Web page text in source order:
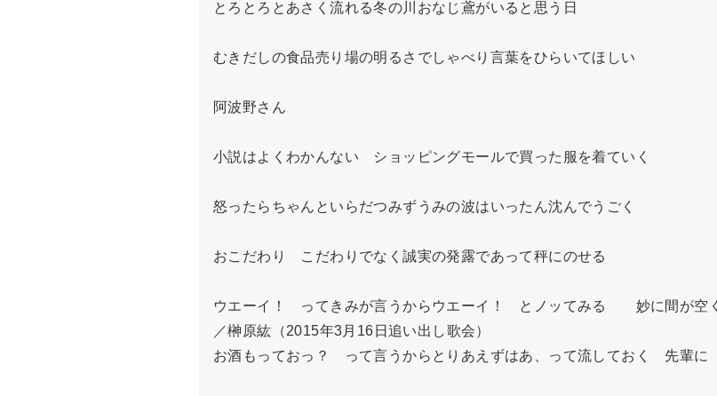
とろとろとあさく流れる冬の川おなじ鳶がいると思う日
むきだしの食品売り場の明るさでしゃべり言葉をひらいてほしい
阿波野さん
小説はよくわかんない　ショッピングモールで買った服を着ていく
怒ったらちゃんといらだつみずうみの波はいったん沈んでうごく
おこだわり　こだわりでなく誠実の発露であって秤にのせる
ウエーイ！　ってきみが言うからウエーイ！　とノッてみる　　妙に間が空く
／榊原紘（2015年3月16日追い出し歌会）
お酒もっておっ？　って言うからとりあえずはあ、って流しておく　先輩に